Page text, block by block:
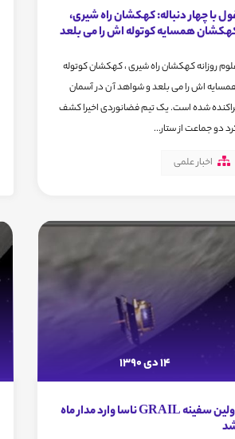
با چهار دنباله: کهکشان راه شیری،
همسایه کوتوله اش را می بلعد
روزانه کهکشان راه شیری ، کهکشان کوتوله
اش را می بلعد و شواهد آ ن در آسمان
شده است. یک تیم فضانوردی اخیرا کشف
دو جماعت از ستار...
اخبار علمی
14 دی 1390
اولین سفینه GRAIL ناسا وارد مدار ماه